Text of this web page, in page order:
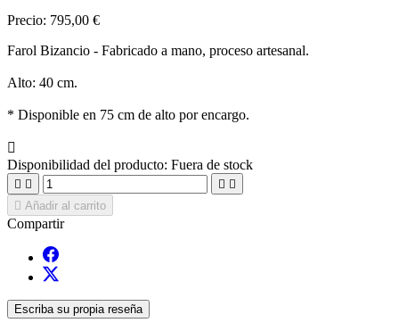
Precio: 795,00 €
Farol Bizancio - Fabricado a mano, proceso artesanal.
Alto: 40 cm.
* Disponible en 75 cm de alto por encargo.

Disponibilidad del producto: Fuera de stock
   
 Añadir al carrito
Compartir
Escriba su propia reseña